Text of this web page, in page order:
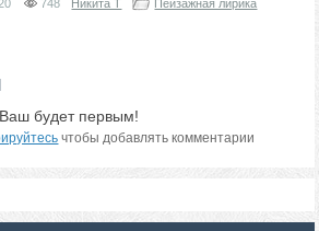
748 Никита Т Пейзажная лирика
будет первым!
чтобы добавлять комментарии